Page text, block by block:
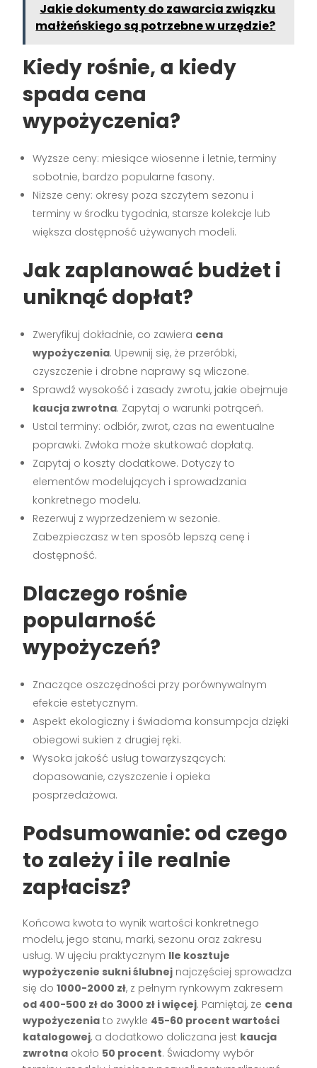
Jakie dokumenty do zawarcia związku
małżeńskiego są potrzebne w urzędzie?
Kiedy rośnie, a kiedy
spada cena
wypożyczenia?
Wyższe ceny: miesiące wiosenne i letnie, terminy
sobotnie, bardzo popularne fasony.
Niższe ceny: okresy poza szczytem sezonu i
terminy w środku tygodnia, starsze kolekcje lub
większa dostępność używanych modeli.
Jak zaplanować budżet i
uniknąć dopłat?
Zweryfikuj dokładnie, co zawiera cena
wypożyczenia. Upewnij się, że przeróbki,
czyszczenie i drobne naprawy są wliczone.
Sprawdź wysokość i zasady zwrotu, jakie obejmuje
kaucja zwrotna. Zapytaj o warunki potrąceń.
Ustal terminy: odbiór, zwrot, czas na ewentualne
poprawki. Zwłoka może skutkować dopłatą.
Zapytaj o koszty dodatkowe. Dotyczy to
elementów modelujących i sprowadzania
konkretnego modelu.
Rezerwuj z wyprzedzeniem w sezonie.
Zabezpieczasz w ten sposób lepszą cenę i
dostępność.
Dlaczego rośnie
popularność
wypożyczeń?
Znaczące oszczędności przy porównywalnym
efekcie estetycznym.
Aspekt ekologiczny i świadoma konsumpcja dzięki
obiegowi sukien z drugiej ręki.
Wysoka jakość usług towarzyszących:
dopasowanie, czyszczenie i opieka
posprzedażowa.
Podsumowanie: od czego
to zależy i ile realnie
zapłacisz?
Końcowa kwota to wynik wartości konkretnego
modelu, jego stanu, marki, sezonu oraz zakresu
usług. W ujęciu praktycznym Ile kosztuje
wypożyczenie sukni ślubnej najczęściej sprowadza
się do1000-2000 zł, z pełnym rynkowym zakresem
od 400-500 zł do 3000 zł i więcej. Pamiętaj, że cena
wypożyczenia to zwykle 45-60 procent wartości
katalogowej, a dodatkowo doliczana jest kaucja
zwrotna około 50 procent. Świadomy wybór